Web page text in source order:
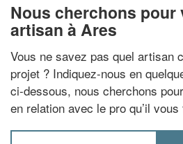
Nous cherchons pour
artisan à Ares
Vous ne savez pas quel artisan
projet ? Indiquez-nous en
ci-dessous, nous cherchons
en relation avec le pro qu’il vous